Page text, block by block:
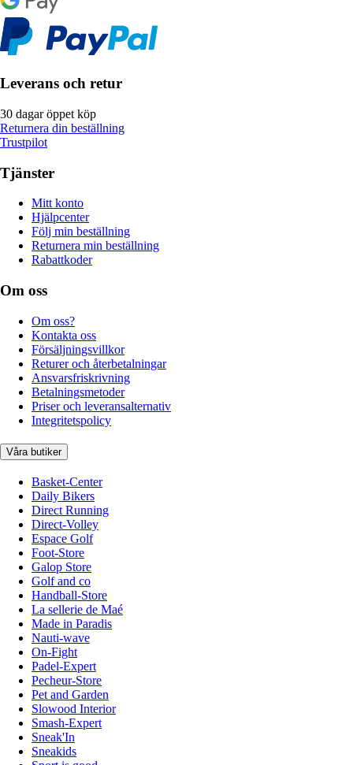
Leverans och retur
30 dagar öppet köp
Returnera din beställning
Trustpilot
Tjänster
Mitt konto
Hjälpcenter
Följ min beställning
Returnera min beställning
Rabattkoder
Om oss
Om oss?
Kontakta oss
Försäljningsvillkor
Returer och återbetalningar
Ansvarsfriskrivning
Betalningsmetoder
Priser och leveransalternativ
Integritetspolicy
Våra butiker
Basket-Center
Daily Bikers
Direct Running
Direct-Volley
Espace Golf
Foot-Store
Galop Store
Golf and co
Handball-Store
La sellerie de Maé
Made in Paradis
Nauti-wave
On-Fight
Padel-Expert
Pecheur-Store
Pet and Garden
Slowood Interior
Smash-Expert
Sneak'In
Sneakids